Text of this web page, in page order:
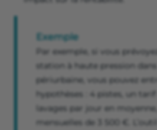
Exemple
Par exemple, si vous
station à haute pression
périurbaine, vous pouvez
hypothèses : 4 pistes, un tarif
lavages par jour en
mensuelles de 3 500 €.